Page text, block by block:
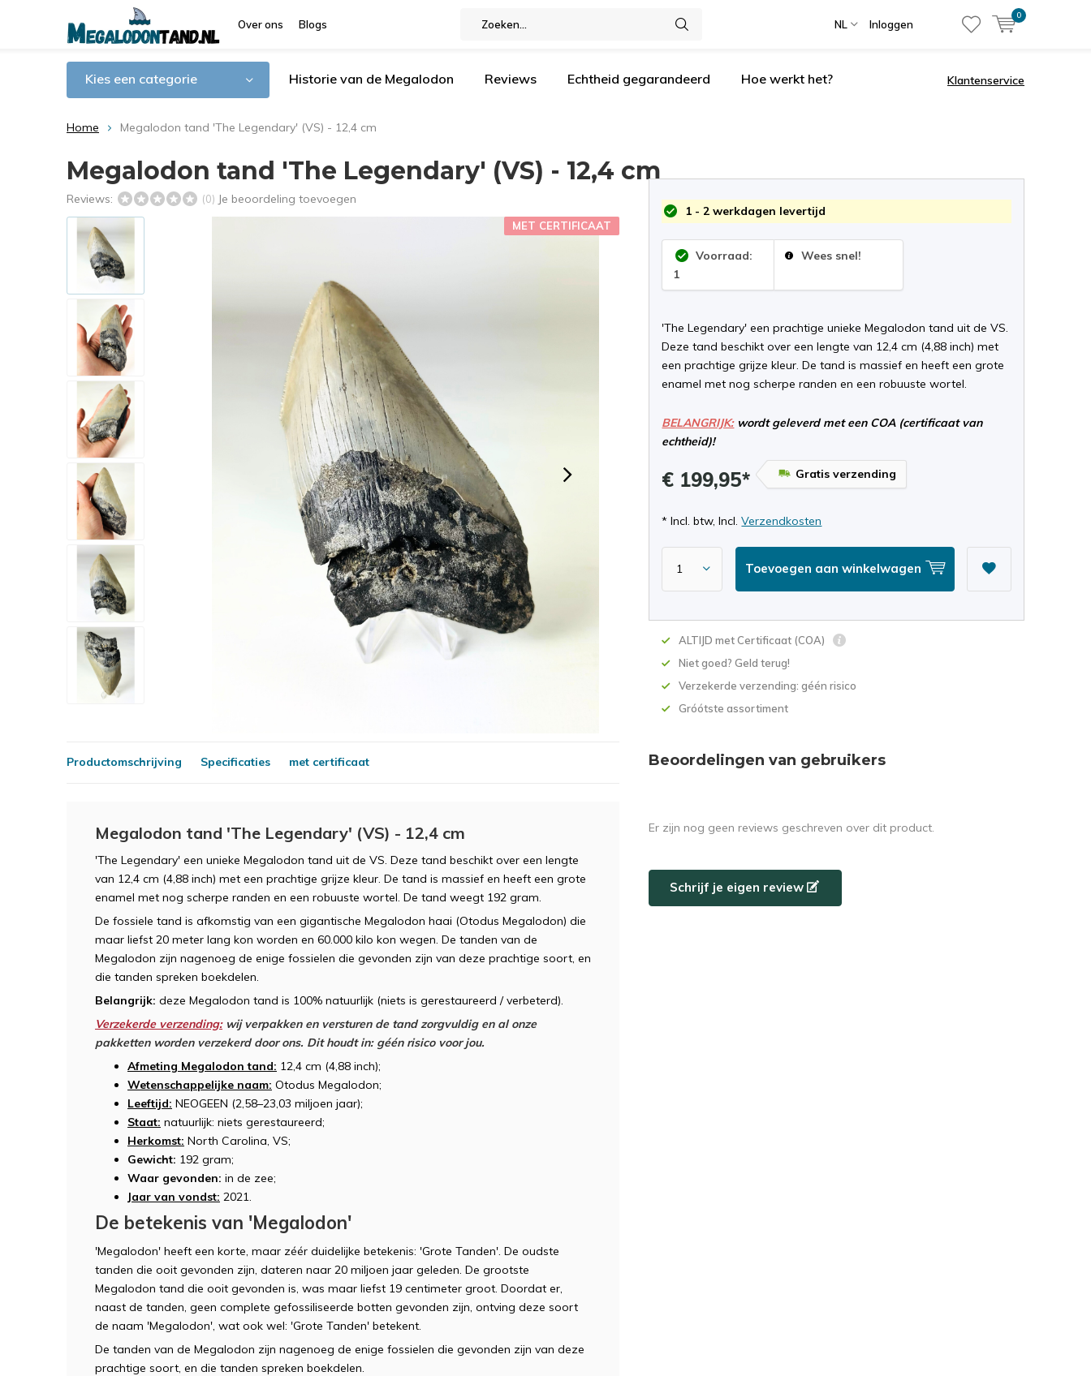
Over ons Blogs NL Inloggen
0
Kies een categorie Historie van de Megalodon Reviews Echtheid gegarandeerd Hoe werkt het? Klantenservice
Home Megalodon tand 'The Legendary' (VS) - 12,4 cm
Megalodon tand 'The Legendary' (VS) - 12,4 cm
Reviews: (0) Je beoordeling toevoegen
MET CERTIFICAAT
1 - 2 werkdagen levertijd
Voorraad:
1
Wees snel!
'The Legendary' een prachtige unieke Megalodon tand uit de VS.
Deze tand beschikt over een lengte van 12,4 cm (4,88 inch) met
een prachtige grijze kleur. De tand is massief en heeft een grote
enamel met nog scherpe randen en een robuuste wortel.
BELANGRIJK:wordt geleverd met een COA (certificaat van
echtheid)!
€ 199,95* Gratis verzending
* Incl. btw, Incl.Verzendkosten
Toevoegen aan winkelwagen
ALTIJD met Certificaat (COA)
Niet goed? Geld terug!
Verzekerde verzending: géén risico
Gróótste assortiment
Productomschrijving Specificaties met certificaat
Megalodon tand 'The Legendary' (VS) - 12,4 cm
'The Legendary' een unieke Megalodon tand uit de VS. Deze tand beschikt over een lengte
van 12,4 cm (4,88 inch) met een prachtige grijze kleur. De tand is massief en heeft een grote
enamel met nog scherpe randen en een robuuste wortel. De tand weegt 192 gram.
De fossiele tand is afkomstig van een gigantische Megalodon haai (Otodus Megalodon) die
maar liefst 20 meter lang kon worden en 60.000 kilo kon wegen. De tanden van de
Megalodon zijn nagenoeg de enige fossielen die gevonden zijn van deze prachtige soort, en
die tanden spreken boekdelen.
Belangrijk: deze Megalodon tand is 100% natuurlijk (niets is gerestaureerd / verbeterd).
Verzekerde verzending:wij verpakken en versturen de tand zorgvuldig en al onze
pakketten worden verzekerd door ons. Dit houdt in: géén risico voor jou.
Afmeting Megalodon tand: 12,4 cm (4,88 inch);
Wetenschappelijke naam: Otodus Megalodon;
Leeftijd: NEOGEEN (2,58–23,03 miljoen jaar);
Staat: natuurlijk: niets gerestaureerd;
Herkomst: North Carolina, VS;
Gewicht: 192 gram;
Waar gevonden: in de zee;
Jaar van vondst: 2021.
De betekenis van 'Megalodon'
'Megalodon' heeft een korte, maar zéér duidelijke betekenis: 'Grote Tanden'. De oudste
tanden die ooit gevonden zijn, dateren naar 20 miljoen jaar geleden. De grootste
Megalodon tand die ooit gevonden is, was maar liefst 19 centimeter groot. Doordat er,
naast de tanden, geen complete gefossiliseerde botten gevonden zijn, ontving deze soort
de naam 'Megalodon', wat ook wel: 'Grote Tanden' betekent.
De tanden van de Megalodon zijn nagenoeg de enige fossielen die gevonden zijn van deze
prachtige soort, en die tanden spreken boekdelen.
Beoordelingen van gebruikers
Er zijn nog geen reviews geschreven over dit product.
Schrijf je eigen review